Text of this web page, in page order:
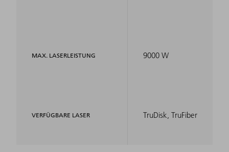
MAX. LASERLEISTUNG
VERFÜGBARE LASER
9000 W
TruDisk, TruFiber